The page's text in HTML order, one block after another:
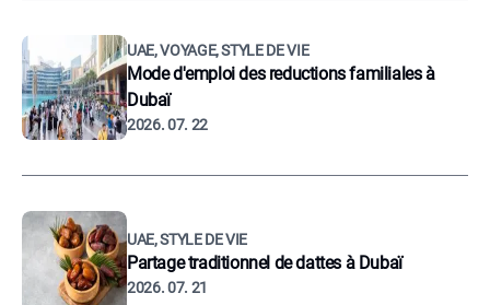
UAE, VOYAGE, STYLE DE VIE
Mode d'emploi des reductions familiales à
Dubaï
2026. 07. 22
UAE, STYLE DE VIE
Partage traditionnel de dattes à Dubaï
2026. 07. 21